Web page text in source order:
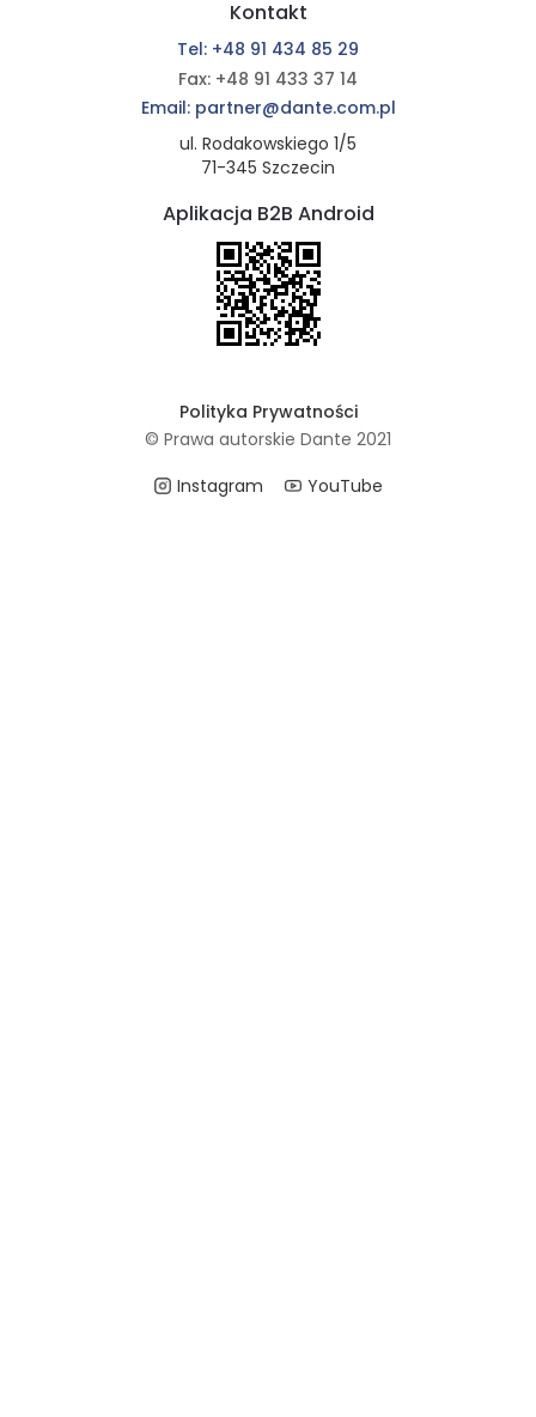
Kontakt
Tel: +48 91 434 85 29
Fax: +48 91 433 37 14
Email: partner@dante.com.pl
ul. Rodakowskiego 1/5
71-345 Szczecin
Aplikacja B2B Android
Polityka Prywatności
© Prawa autorskie Dante 2021
Instagram
YouTube